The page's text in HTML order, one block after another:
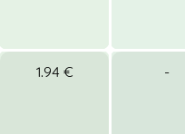
1.94 € -